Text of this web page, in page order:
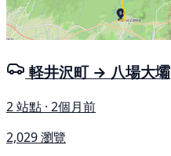
軽井沢町 → 八場大壩
2 站點 · 2個月前
2,029 瀏覽